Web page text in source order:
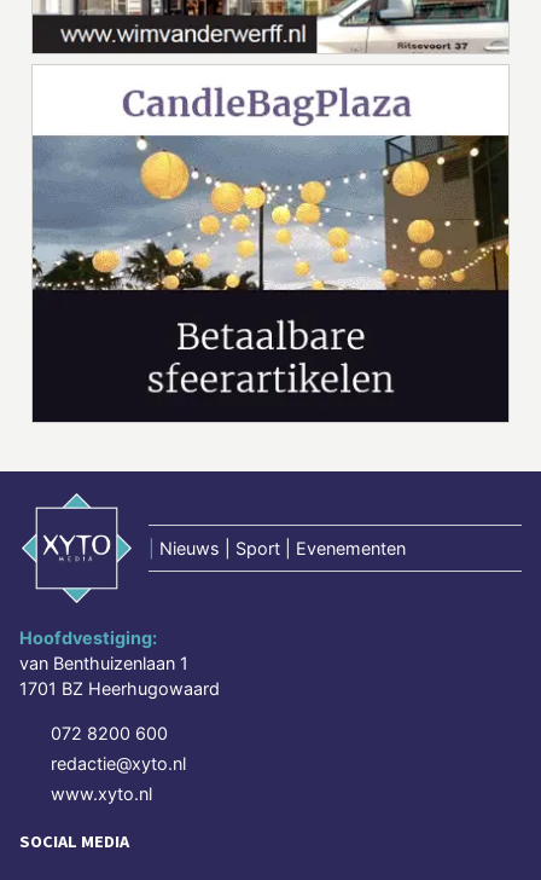
Nieuws | Sport | Evenementen
Hoofdvestiging:
van Benthuizenlaan 1
1701 BZ Heerhugowaard
072 8200 600
redactie@xyto.nl
www.xyto.nl
SOCIAL MEDIA